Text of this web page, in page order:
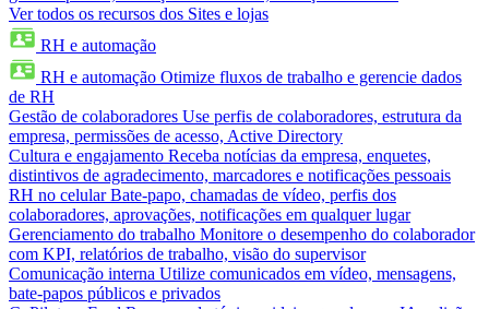
Ver todos os recursos dos Sites e lojas
RH e automação
RH e automação Otimize fluxos de trabalho e gerencie dados
de RH
Gestão de colaboradores Use perfis de colaboradores, estrutura da
empresa, permissões de acesso, Active Directory
Cultura e engajamento Receba notícias da empresa, enquetes,
distintivos de agradecimento, marcadores e notificações pessoais
RH no celular Bate-papo, chamadas de vídeo, perfis dos
colaboradores, aprovações, notificações em qualquer lugar
Gerenciamento do trabalho Monitore o desempenho do colaborador
com KPI, relatórios de trabalho, visão do supervisor
Comunicação interna Utilize comunicados em vídeo, mensagens,
bate-papos públicos e privados